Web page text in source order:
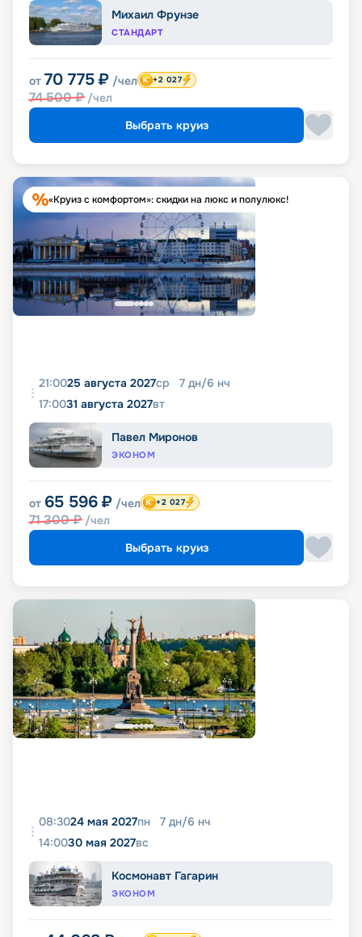
Михаил Фрунзе
СТАНДАРТ
от 70 775 ₽ /чел
74 500₽ /чел
+2 027
Выбрать круиз
«Круиз с комфортом»: скидки на люкс и полулюкс!
21:0025 августа 2027ср 7 дн/6 нч
17:0031 августа 2027вт
Павел Миронов
ЭКОНОМ
от 65 596 ₽ /чел
71 300₽ /чел
+2 027
Выбрать круиз
08:3024 мая 2027пн 7 дн/6 нч
14:0030 мая 2027вс
Космонавт Гагарин
ЭКОНОМ